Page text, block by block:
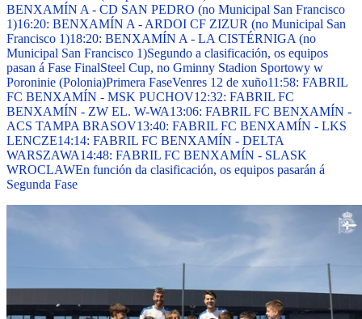
BENXAMÍN A - CD SAN PEDRO (no Municipal San Francisco
1)16:20: BENXAMÍN A - ARDOI CF ZIZUR (no Municipal San
Francisco 1)18:20: BENXAMÍN A - LA CISTÉRNIGA (no
Municipal San Francisco 1)Segundo a clasificación, os equipos
pasan á Fase FinalSteel Cup, no Gminny Stadion Sportowy w
Poroninie (Polonia)Primera FaseVenres 12 de xuño11:58: FABRIL
FC BENXAMÍN - MSK PUCHOV12:32: FABRIL FC
BENXAMÍN - ZW EL. W-WA13:06: FABRIL FC BENXAMÍN -
ACS TAMPA BRASOV13:40: FABRIL FC BENXAMÍN - LKS
LENCZE14:14: FABRIL FC BENXAMÍN - DELTA
WARSZAWA14:48: FABRIL FC BENXAMÍN - SLASK
WROCLAWEn función da clasificación, os equipos pasarán á
Segunda Fase